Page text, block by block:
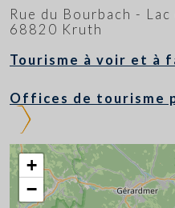
Rue du Bourbach -
68820 Kruth
Tourisme à voir et à
Offices de tourisme
+
−